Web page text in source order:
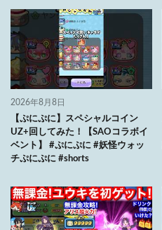
2026年8月8日
【ぷにぷに】スペシャルコイン
UZ+回してみた！【SAOコラボイ
ベント】 #ぷにぷに #妖怪ウォッ
チぷにぷに #shorts